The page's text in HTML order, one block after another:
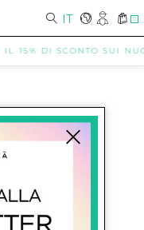
IT 0
15% DI SCONTO SUI
301 Napoli